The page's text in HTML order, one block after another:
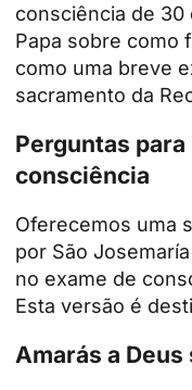
consciência de
Papa sobre como
como uma breve
sacramento da
Perguntas para
consciência
Oferecemos uma
por São
no exame de
Esta versão é
Amarás a